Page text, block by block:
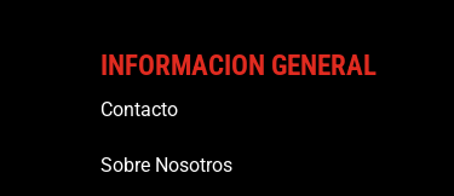
INFORMACION GENERAL
Contacto
Sobre Nosotros